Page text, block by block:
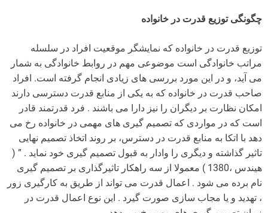
چگونگی توزیع قدرت در خانواده
توزیع قدرت در خانواده که نمایشگر موقعیت افراد در سلسله
مراتب خانوادگی است موضوعی مهم در روابط خانوادگی به شمار
می آید، و در این مورد بررسی های زیادی انجام گرفته است. افراد
صاحب قدرت در خانواده که به یکی از منابع قدرت دسترسی دارند
امکان نظارت بر دیگران را نیز دارا می باشند . فرد قدرتمند قادر
است که در مواردی که تصمیم گیری های مهمی در خانواده رخ می
دهد با اتکا به منابع قدرت در دسترس، بر روند اتخاذ تصمیم نهایی
تاثیر گذاشته و دیگری را وادار به قبول تصمیم گیری خود نماید . ” (
هیندس ،1380 ) معمولا از سه راهکار تاثیرگذاری بر تصمیم گیری
نام برده می شود . اعمال قدرت می تواند از طریق به کارگیری زور
، تهدید و یا مجاب سازی صورت گیرد . این نوع اعمال قدرت در